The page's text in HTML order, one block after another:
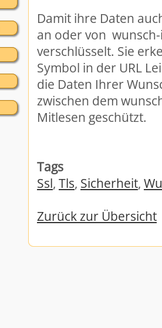
Damit ihre Daten
an oder von
verschlüsselt. Sie
Symbol in der URL
die Daten Ihrer
zwischen dem
Mitlesen geschützt.
Tags
Ssl, Tls, Sicherheit,
Zurück zur Übersicht